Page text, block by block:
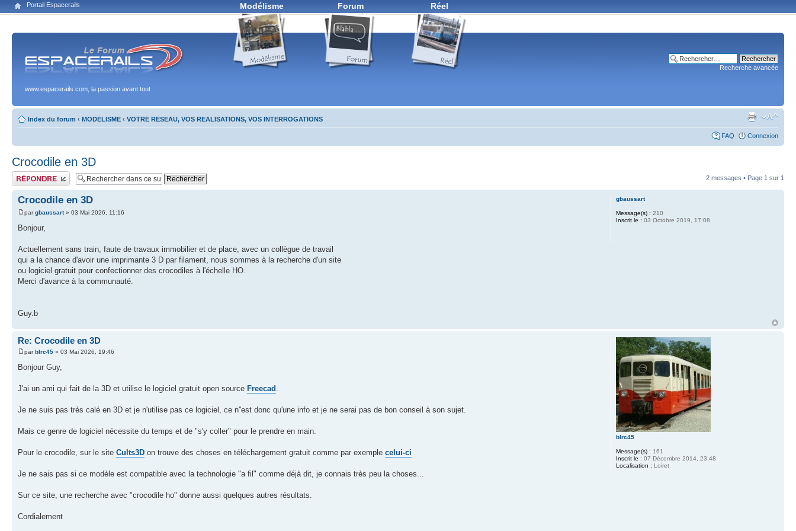
Portail Espacerails Modélisme Forum Réel
www.espacerails.com, la passion avant tout
Recherche avancée
Index du forum ‹ MODELISME ‹ VOTRE RESEAU, VOS REALISATIONS, VOS INTERROGATIONS
FAQ Connexion
Crocodile en 3D
Publier une réponse 2 messages • Page 1 sur 1
Crocodile en 3D
pargbaussart» 03 Mai 2026, 11:16
Bonjour,
Actuellement sans train, faute de travaux immobilier et de place, avec un collègue de travail
qui a la chance d'avoir une imprimante 3 D par filament, nous sommes à la recherche d'un site
ou logiciel gratuit pour confectionner des crocodiles à l'échelle HO.
Merci d'avance à la communauté.
Guy.b
gbaussart
Message(s) : 210
Inscrit le : 03 Octobre 2019, 17:08
Re: Crocodile en 3D
parblrc45 » 03 Mai 2026, 19:46
Bonjour Guy,
J'ai un ami qui fait de la 3D et utilise le logiciel gratuit open source Freecad .
Je ne suis pas très calé en 3D et je n'utilise pas ce logiciel, ce n''est donc qu'une info et je ne serai pas de bon conseil à son sujet.
Mais ce genre de logiciel nécessite du temps et de "s'y coller" pour le prendre en main.
Pour le crocodile, sur le site Cults3D on trouve des choses en téléchargement gratuit comme par exemple celui-ci
Je ne sais pas si ce modèle est compatible avec la technologie "a fil" comme déjà dit, je connais très peu la choses...
Sur ce site, une recherche avec "crocodile ho" donne aussi quelques autres résultats.
Cordialement
blrc45
Message(s) : 161
Inscrit le : 07 Décembre 2014, 23:48
Localisation : Loiret